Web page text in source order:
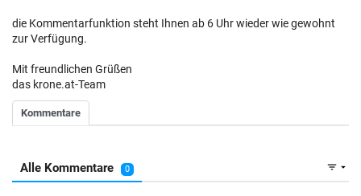
die Kommentarfunktion steht Ihnen ab 6 Uhr wieder wie gewohnt
zur Verfügung.
Mit freundlichen Grüßen
das krone.at-Team